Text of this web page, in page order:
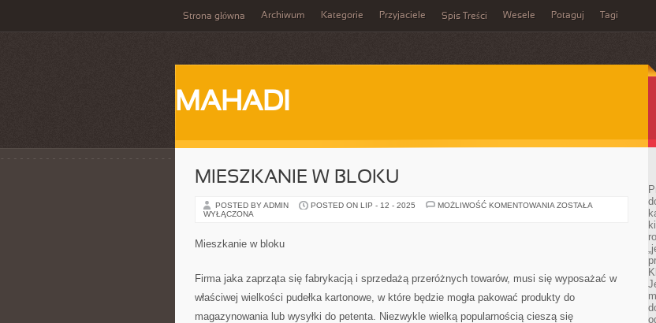
Strona główna Archiwum Kategorie Przyjaciele Spis Treści Wesele Potaguj Tagi
MAHADI
MIESZKANIE W BLOKU
POSTED BY ADMIN POSTED ON LIP - 12 - 2025 MOŻLIWOŚĆ KOMENTOWANIA MIESZKANIE
ZOSTAŁA
WYŁĄCZONA
Mieszkanie w bloku
Firma jaka zaprząta się fabrykacją i sprzedażą przeróżnych towarów, musi się wyposażać w
właściwej wielkości pudełka kartonowe, w które będzie mogła pakować produkty do
magazynowania lub wysyłki do petenta. Niezwykle wielką popularnością cieszą się